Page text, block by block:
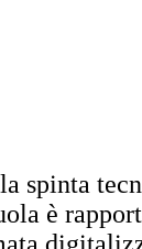
spinta
è